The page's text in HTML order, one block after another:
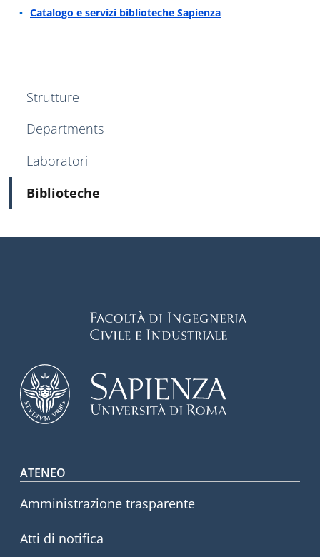
Catalogo e servizi biblioteche Sapienza
MENU CEV SECOND NAVIGATION
Strutture
Departments
Laboratori
Biblioteche
Footer menu
ATENEO
Amministrazione trasparente
Atti di notifica